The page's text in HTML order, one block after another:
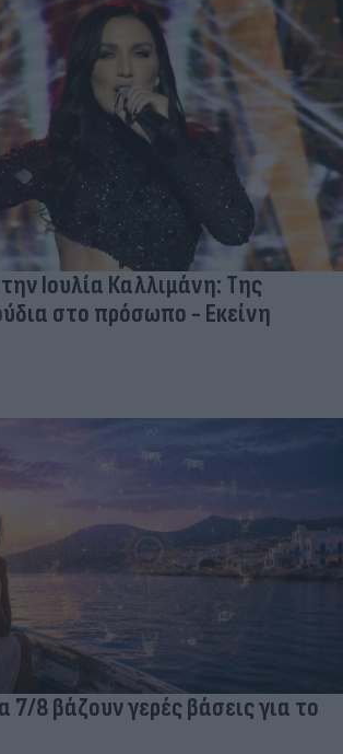
Ιουλία Καλλιμάνη: Της
στο πρόσωπο - Εκείνη
7/8 βάζουν γερές βάσεις για το